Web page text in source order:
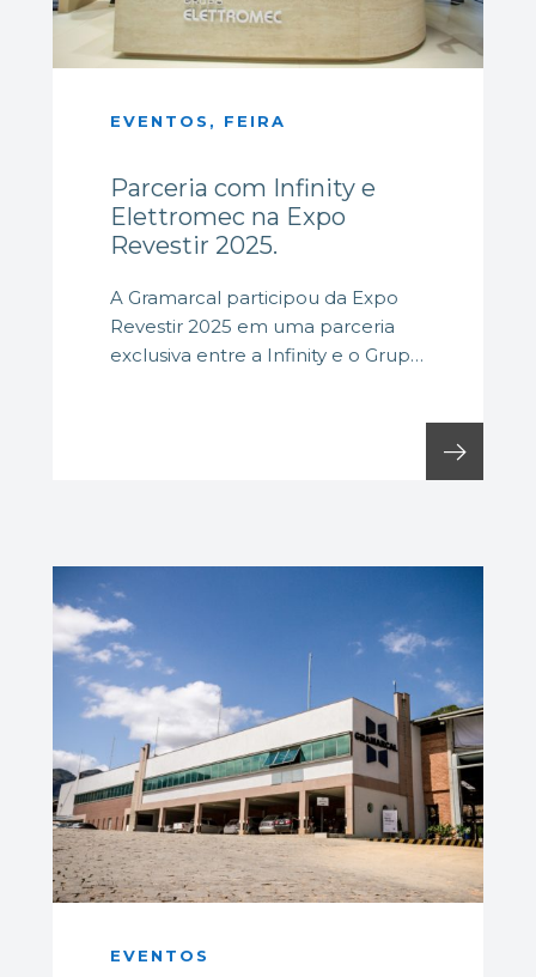
EVENTOS, FEIRA
Parceria com Infinity e
Elettromec na Expo
Revestir 2025.
A Gramarcal participou da Expo
Revestir 2025 em uma parceria
exclusiva entre a Infinity e o Grupo
arrow_right_alt
EVENTOS